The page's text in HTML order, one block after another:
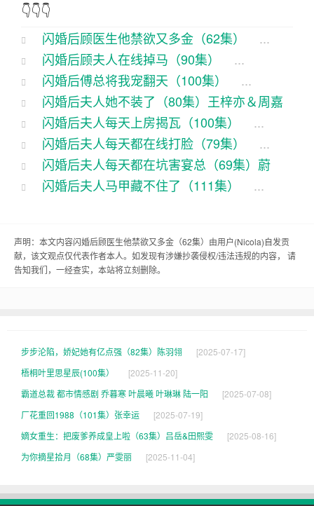
五三道的。
记得那天，我正在家里窝着，看个电视剧呢，这电
视剧里头正演着闪婚的戏码。我那心里头啊，合计
着：“哎呦，这闪婚多刺激啊！”正合计着呢，门铃就
响了。我一开门，哎呦喂，这不就是电视剧里头的
男主嘛，禁欲又多金，关键是长得还挺帅的。
这位顾医生啊，长得那叫一个白净，那叫一个帅，
那叫一个禁欲。我一见他就觉得，哎呦，这不就是
口一个“小傻瓜”、“小”的，听得我那心里头直痒痒。
他跟我说：“小傻瓜，我对你一见钟情，咱们闪婚
叫一个好，每天下班回家就给我做好吃的，晚上还
给我讲故事，哄我睡觉。我这人呢，也没啥心眼
儿，就喜欢人家对我好。顾医生对我好，我就觉得
这婚结得值。
这顾医生啊，虽然对我好，但也挺禁欲的。他那个
👇👇👇
闪婚后顾医生他禁欲又多金（62集）
...
闪婚后顾夫人在线掉马（90集）
...
闪婚后傅总将我宠翻天（100集）
...
闪婚后夫人她不装了（80集）王梓亦＆周嘉
怡
...
闪婚后夫人每天上房揭瓦（100集）
...
闪婚后夫人每天都在线打脸（79集）
...
闪婚后夫人每天都在坑害宴总（69集）蔚
琳
...
闪婚后夫人马甲藏不住了（111集） ...
声明：本文内容闪婚后顾医生他禁欲又多金（62集）由用户(Nicola)自发贡
献，该文观点仅代表作者本人。如发现有涉嫌抄袭侵权/违法违规的内容， 请
告知我们，一经查实，本站将立刻删除。
步步沦陷，娇妃她有亿点强（82集）陈羽翎
[2025-07-17]
梧桐叶里思星辰(100集）
[2025-11-20]
霸道总裁 都市情感剧 乔暮寒 叶晨曦 叶琳琳 陆一阳
[2025-07-08]
厂花重回1988（101集）张幸运
[2025-07-19]
嫡女重生：把废爹养成皇上啦（63集）吕岳&田熙雯
[2025-08-16]
为你摘星拾月（68集）严雯丽
[2025-11-04]